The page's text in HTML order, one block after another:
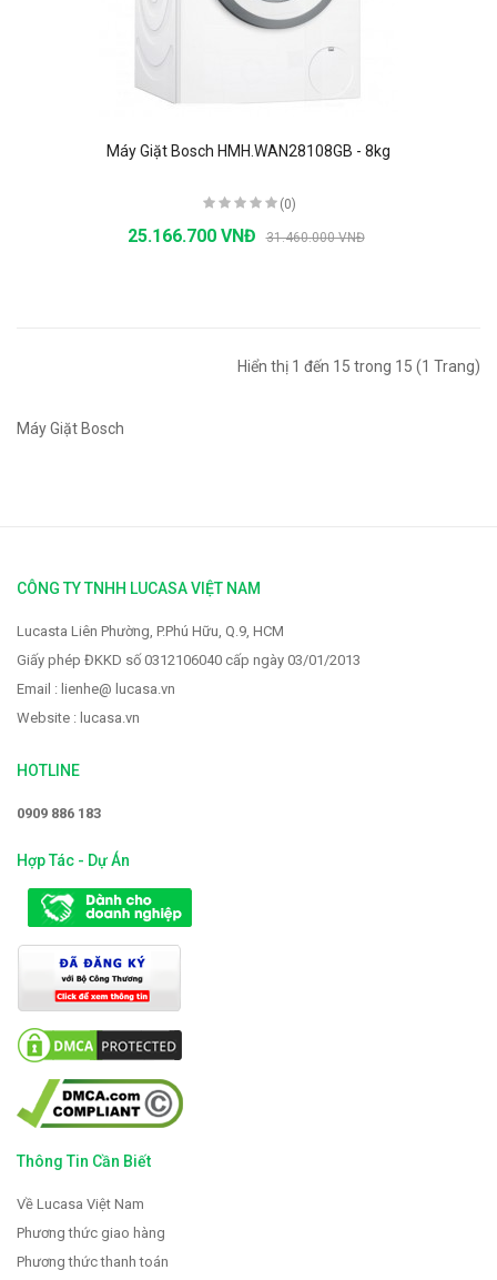
Máy Giặt Bosch HMH.WAN28108GB - 8kg
(0)
25.166.700 VNĐ 31.460.000 VNĐ
Hiển thị 1 đến 15 trong 15 (1 Trang)
Máy Giặt Bosch
CÔNG TY TNHH LUCASA VIỆT NAM
Lucasta Liên Phường, P.Phú Hữu, Q.9, HCM
Giấy phép ĐKKD số 0312106040 cấp ngày 03/01/2013
Email : lienhe@ lucasa.vn
Website : lucasa.vn
HOTLINE
0909 886 183
Hợp Tác - Dự Án
Thông Tin Cần Biết
Về Lucasa Việt Nam
Phương thức giao hàng
Phương thức thanh toán